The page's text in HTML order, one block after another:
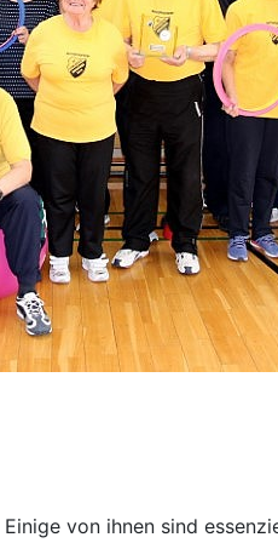
von ihnen sind